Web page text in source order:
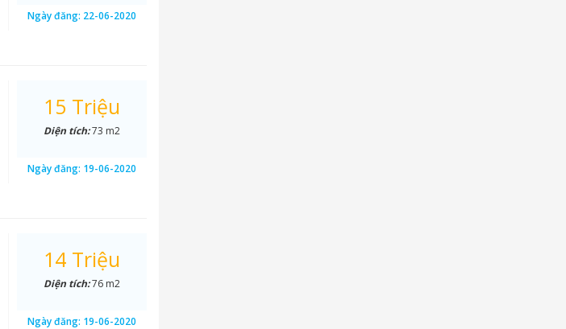
Ngày đăng: 22-06-2020
15 Triệu
Diện tích:73 m2
Ngày đăng: 19-06-2020
14 Triệu
Diện tích:76 m2
Ngày đăng: 19-06-2020